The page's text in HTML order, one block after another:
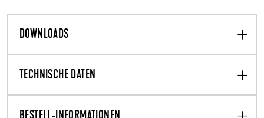
DOWNLOADS
TECHNISCHE DATEN